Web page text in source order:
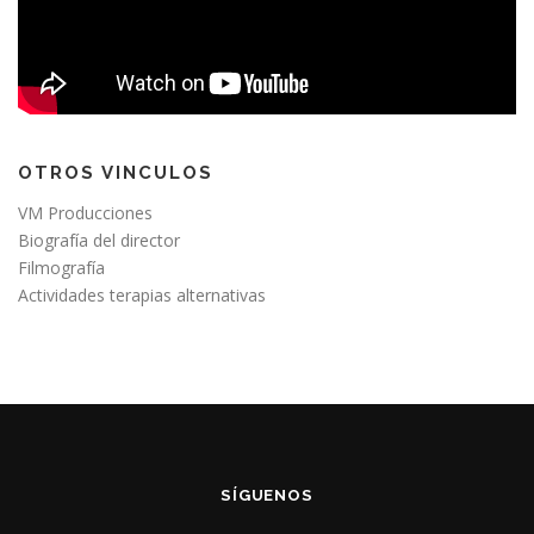
OTROS VINCULOS
VM Producciones
Biografía del director
Filmografía
Actividades terapias alternativas
SÍGUENOS